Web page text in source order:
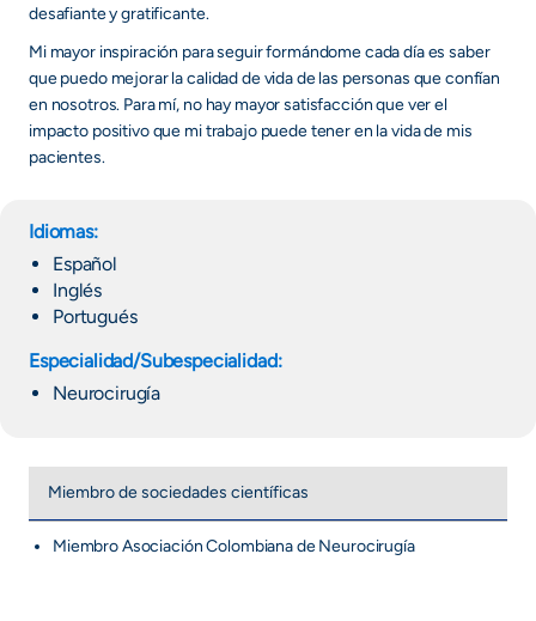
desafiante y gratificante.
Mi mayor inspiración para seguir formándome cada día es saber
que puedo mejorar la calidad de vida de las personas que confían
en nosotros. Para mí, no hay mayor satisfacción que ver el
impacto positivo que mi trabajo puede tener en la vida de mis
pacientes.
Idiomas:
Español
Inglés
Portugués
Especialidad/Subespecialidad:
Neurocirugía
Miembro de sociedades científicas
Miembro Asociación Colombiana de Neurocirugía